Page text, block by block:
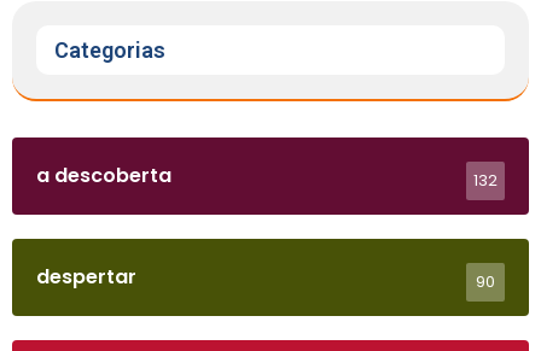
Categorias
a descoberta 132
despertar 90